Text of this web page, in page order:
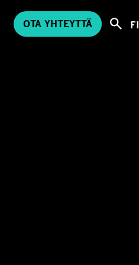
OTA YHTEYTTÄ FI